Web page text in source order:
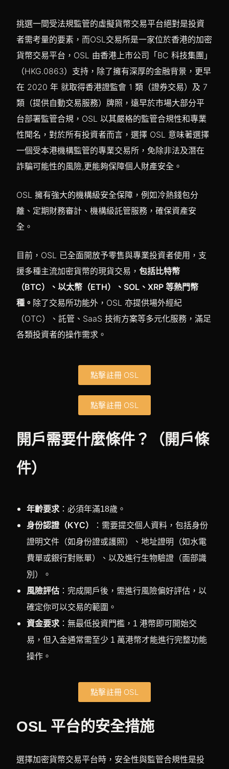
挑選一間受法規監管的虛擬貨幣交易平台絕對是投資
者需考量的要素，而OSL交易所是一家位於香港的加密
貨幣交易平台，OSL 由香港上市公司「BC 科技集團」
（HKG.0863）支持，除了擁有深厚的金融背景，更早
在 2020 年 就取得香港證監會 1 類（證券交易）及 7
類（提供自動交易服務）牌照，遠早於市場大部分平
台部署監管合規，OSL 以其嚴格的監管合規性和專業
性聞名，對於所有投資者而言，選擇 OSL 意味著選擇
一個受本港機構監管的專業交易所，免除非法及潛在
詐騙可能性的風險,更能夠保障個人財產安全。
OSL 擁有強大的機構級安全保障，例如冷熱錢包分
離、定期財務審計、機構級託管服務，確保資產安
全。
目前，OSL 已全面開放予零售與專業投資者使用，支
援多種主流加密貨幣的現貨交易，包括比特幣
（BTC）、以太幣（ETH）、SOL、XRP 等熱門幣
種。 除了交易所功能外，OSL 亦提供場外經紀
（OTC）、託管、SaaS 技術方案等多元化服務，滿足
各類投資者的操作需求。
點擊註冊 OSL
點擊註冊 OSL
開戶需要什麼條件？（開戶條
件）
年齡要求 ：必須年滿18歲。
身份認證（KYC）
：需要提交個人資料，包括身份
證明文件（如身份證或護照）、地址證明（如水電
費單或銀行對账單）、以及進行生物驗證（面部識
別）。
風險評估 ：完成開戶後，需進行風險偏好評估，以
確定你可以交易的範圍。
資金要求 ：無最低投資門檻，1 港幣即可開始交
易，但入金通常需至少 1 萬港幣才能進行完整功能
操作。
點擊註冊 OSL
OSL 平台的安全措施
選擇加密貨幣交易平台時，安全性與監管合規性是投